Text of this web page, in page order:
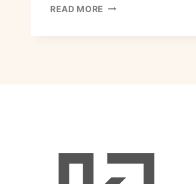
READ MORE SALDIRGAN